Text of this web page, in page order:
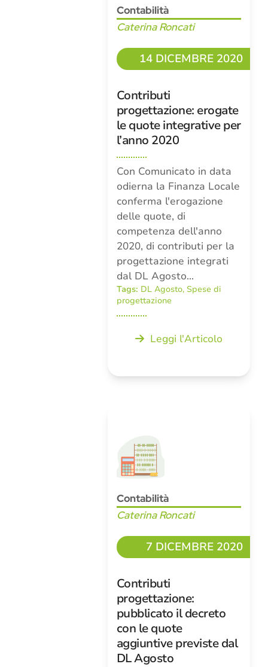
Contabilità
Caterina Roncati
14 DICEMBRE 2020
Contributi
progettazione: erogate
le quote integrative per
l’anno 2020
Con Comunicato in data
odierna la Finanza Locale
conferma l'erogazione
delle quote, di
competenza dell'anno
2020, di contributi per la
progettazione integrati
dal DL Agosto…
Tags: DL Agosto, Spese di
progettazione
Leggi l'Articolo
Contabilità
Caterina Roncati
7 DICEMBRE 2020
Contributi
progettazione:
pubblicato il decreto
con le quote
aggiuntive previste dal
DL Agosto